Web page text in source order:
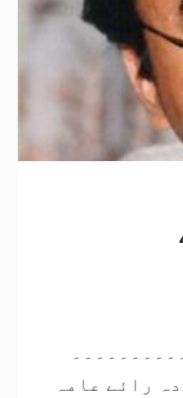
رائے عامہ